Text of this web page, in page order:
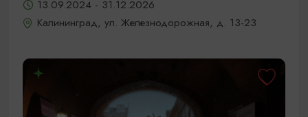
13.09.2024 - 31.12.2026
Калининград, ул. Железнодорожная, д. 13-23